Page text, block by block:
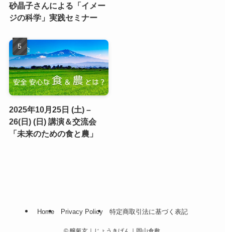
砂晶子さんによる「イメー
ジの科学」実践セミナー
2025年10月25日 (土) –
26(日) (日) 講演＆交流会
「未来のための食と農」
Home Privacy Policy 特定商取引法に基づく表記